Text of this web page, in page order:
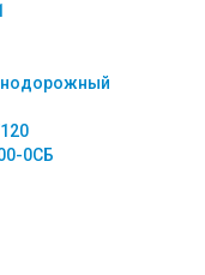
0СБ